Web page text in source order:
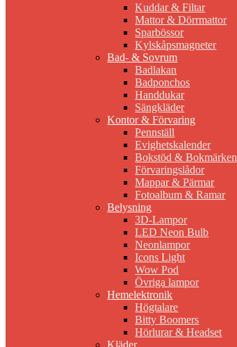
Kuddar & Filtar
Mattor & Dörrmattor
Sparbössor
Kylskåpsmagneter
Bad- & Sovrum
Badlakan
Badponchos
Handdukar
Sängkläder
Kontor & Förvaring
Pennställ
Evighetskalender
Bokstöd & Bokmärken
Förvaringslådor
Mappar & Pärmar
Fotoalbum & Ramar
Belysning
3D-Lampor
LED Neon Bulb
Neonlampor
Icons Light
Wow Pod
Övriga lampor
Hemelektronik
Högtalare
Bitty Boomers
Hörlurar & Headset